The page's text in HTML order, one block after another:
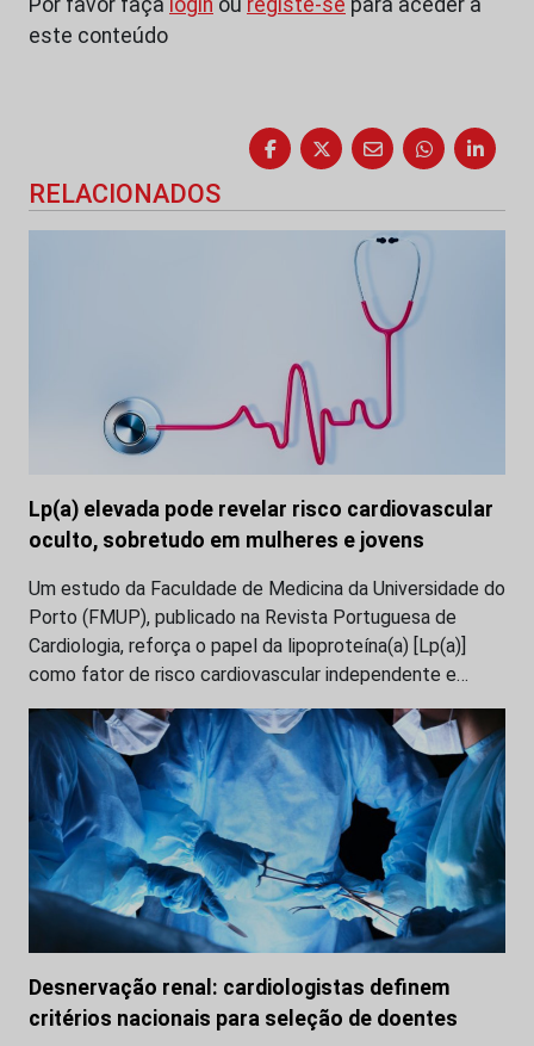
Por favor faça login ou registe-se para aceder a
este conteúdo
RELACIONADOS
Lp(a) elevada pode revelar risco cardiovascular
oculto, sobretudo em mulheres e jovens
Um estudo da Faculdade de Medicina da Universidade do
Porto (FMUP), publicado na Revista Portuguesa de
Cardiologia, reforça o papel da lipoproteína(a) [Lp(a)]
como fator de risco cardiovascular independente e…
Desnervação renal: cardiologistas definem
critérios nacionais para seleção de doentes